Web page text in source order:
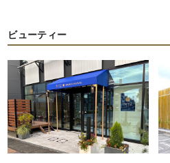
ビューティー